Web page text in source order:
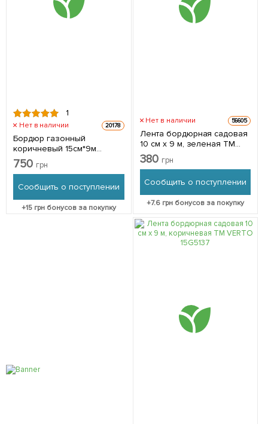
1
Нет в наличии 20178
Бордюр газонный
коричневый 15см*9м
VERANO 71-844
750 грн
Сообщить о поступлении
+15 грн бонусов за покупку
Нет в наличии 56605
Лента бордюрная садовая
10 см x 9 м, зеленая ТМ
VERTO 15G510
380 грн
Сообщить о поступлении
+7.6 грн бонусов за покупку